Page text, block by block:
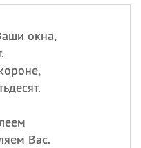
окна,
Вас.